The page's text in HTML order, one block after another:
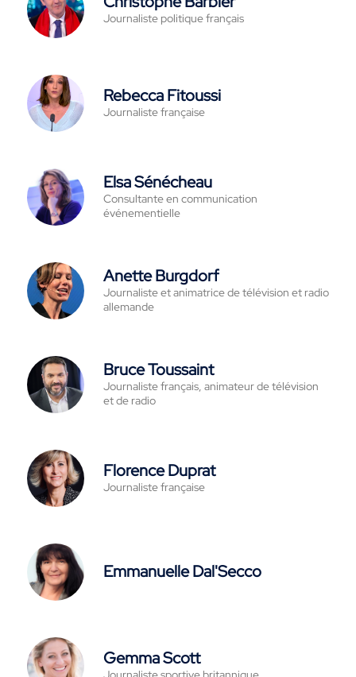
Journaliste politique français
Rebecca Fitoussi
Journaliste française
Elsa Sénécheau
Consultante en communication
événementielle
Anette Burgdorf
Journaliste et animatrice de télévision et radio
allemande
Bruce Toussaint
Journaliste français, animateur de télévision
et de radio
Florence Duprat
Journaliste française
Emmanuelle Dal'Secco
Gemma Scott